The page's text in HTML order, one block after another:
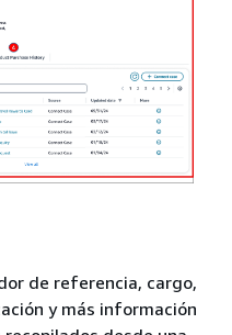
de referencia, cargo,
y más información